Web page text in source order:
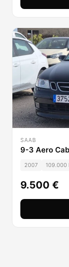
SAAB
9-3 Aero
2007 109.000
9.500 €